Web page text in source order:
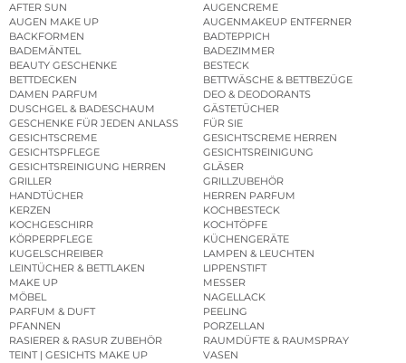
AFTER SUN
AUGENCREME
AUGEN MAKE UP
AUGENMAKEUP ENTFERNER
BACKFORMEN
BADTEPPICH
BADEMÄNTEL
BADEZIMMER
BEAUTY GESCHENKE
BESTECK
BETTDECKEN
BETTWÄSCHE & BETTBEZÜGE
DAMEN PARFUM
DEO & DEODORANTS
DUSCHGEL & BADESCHAUM
GÄSTETÜCHER
GESCHENKE FÜR JEDEN ANLASS
FÜR SIE
GESICHTSCREME
GESICHTSCREME HERREN
GESICHTSPFLEGE
GESICHTSREINIGUNG
GESICHTSREINIGUNG HERREN
GLÄSER
GRILLER
GRILLZUBEHÖR
HANDTÜCHER
HERREN PARFUM
KERZEN
KOCHBESTECK
KOCHGESCHIRR
KOCHTÖPFE
KÖRPERPFLEGE
KÜCHENGERÄTE
KUGELSCHREIBER
LAMPEN & LEUCHTEN
LEINTÜCHER & BETTLAKEN
LIPPENSTIFT
MAKE UP
MESSER
MÖBEL
NAGELLACK
PARFUM & DUFT
PEELING
PFANNEN
PORZELLAN
RASIERER & RASUR ZUBEHÖR
RAUMDÜFTE & RAUMSPRAY
TEINT | GESICHTS MAKE UP
VASEN